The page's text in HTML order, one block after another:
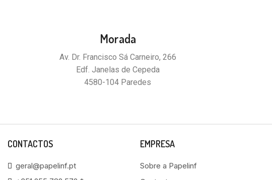
Morada
Av. Dr. Francisco Sá Carneiro, 266
Edf. Janelas de Cepeda
4580-104 Paredes
CONTACTOS
geral@papelinf.pt
EMPRESA
Sobre a Papelinf